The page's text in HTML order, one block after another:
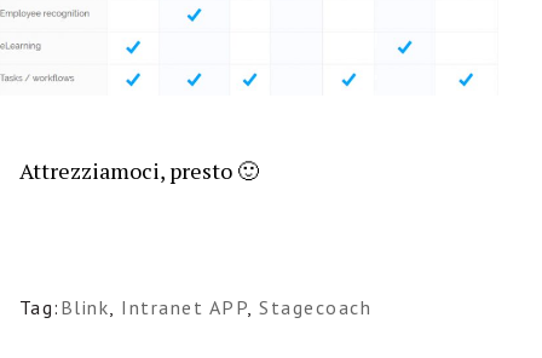
Attrezziamoci, presto 🙂
Tag: Blink Intranet APP ,Stagecoach